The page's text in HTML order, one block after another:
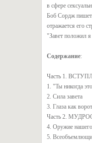
в сфере
Боб Сордж пишет
отражается его
"Завет положил
Содержание:
Часть 1.
1. "Ты никогда
2. Сила завета
3. Глаза как
Часть 2.
4. Оружие
5.